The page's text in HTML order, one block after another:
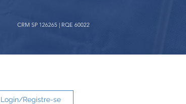
CRM SP 126265 | RQE 60022
Login/Registre-se